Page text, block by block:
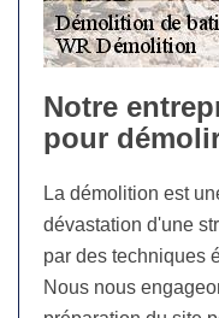
Notre
pour
La démolition est
dévastation d'une
par des techniques
Nous nous